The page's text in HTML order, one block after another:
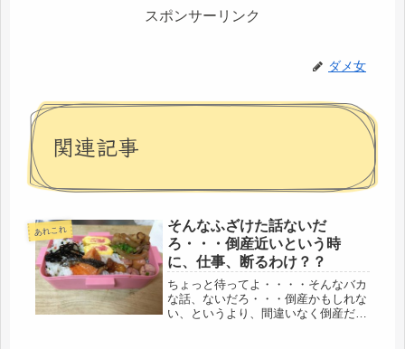
スポンサーリンク
ダメ女
関連記事
あれこれ
そんなふざけた話ないだ
ろ・・・倒産近いという時
に、仕事、断るわけ？？
ちょっと待ってよ・・・・そんなバカ
な話、ないだろ・・・倒産かもしれな
い、というより、間違いなく倒産だと